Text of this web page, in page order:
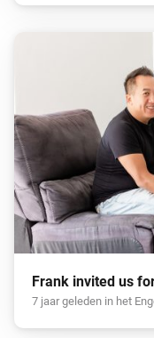
Frank invited us
7 jaar geleden in het